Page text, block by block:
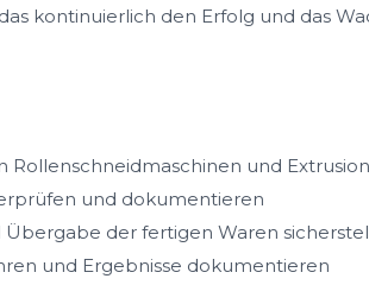
kontinuierlich den Erfolg und das
und
und dokumentieren
der fertigen Waren
und Ergebnisse dokumentieren